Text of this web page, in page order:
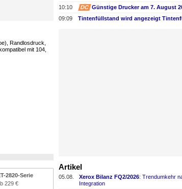
Randlosdruck,
mit 104,
2820-Serie
229 €
10:10
DC Günstige Drucker am 7. August
09:09
Artikel
05.08.
Xerox Bilanz FQ2/2026: Trendumkehr
Integration